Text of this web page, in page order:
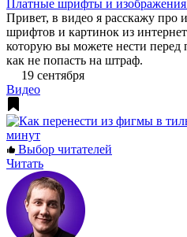
Платные шрифты и
Привет, в видео я расскажу про
шрифтов и картинок из
которую вы можете нести перед
как не попасть на штраф.
19 сентября
Видео
Выбор читателей
Читать